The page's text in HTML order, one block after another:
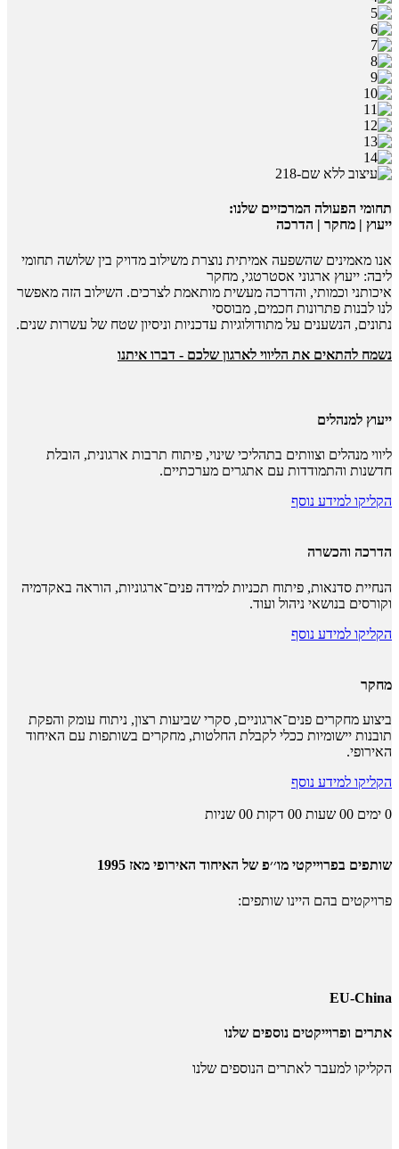
תחומי הפעולה המרכזיים שלנו:
ייעוץ | מחקר | הדרכה
אנו מאמינים שהשפעה אמיתית נוצרת משילוב מדויק בין שלושה תחומי
ליבה: ייעוץ ארגוני אסטרטגי, מחקר
איכותני וכמותי, והדרכה מעשית מותאמת לצרכים. השילוב הזה מאפשר
לנו לבנות פתרונות חכמים, מבוססי
נתונים, הנשענים על מתודולוגיות עדכניות וניסיון שטח של עשרות שנים.
נשמח להתאים את הליווי לארגון שלכם - דברו איתנו
ייעוץ למנהלים
ליווי מנהלים וצוותים בתהליכי שינוי, פיתוח תרבות ארגונית, הובלת
חדשנות והתמודדות עם אתגרים מערכתיים.
הקליקו למידע נוסף
הדרכה והכשרה
הנחיית סדנאות, פיתוח תכניות למידה פנים־ארגוניות, הוראה באקדמיה
וקורסים בנושאי ניהול ועוד.
הקליקו למידע נוסף
מחקר
ביצוע מחקרים פנים־ארגוניים, סקרי שביעות רצון, ניתוח עומק והפקת
תובנות יישומיות ככלי לקבלת החלטות, מחקרים בשותפות עם האיחוד
האירופי.
הקליקו למידע נוסף
0 ימים 00 שעות 00 דקות 00 שניות
שותפים בפרוייקטי מו׳׳פ של האיחוד האירופי מאז 1995
פרויקטים בהם היינו שותפים:
EU-China
אתרים ופרוייקטים נוספים שלנו
הקליקו למעבר לאתרים הנוספים שלנו